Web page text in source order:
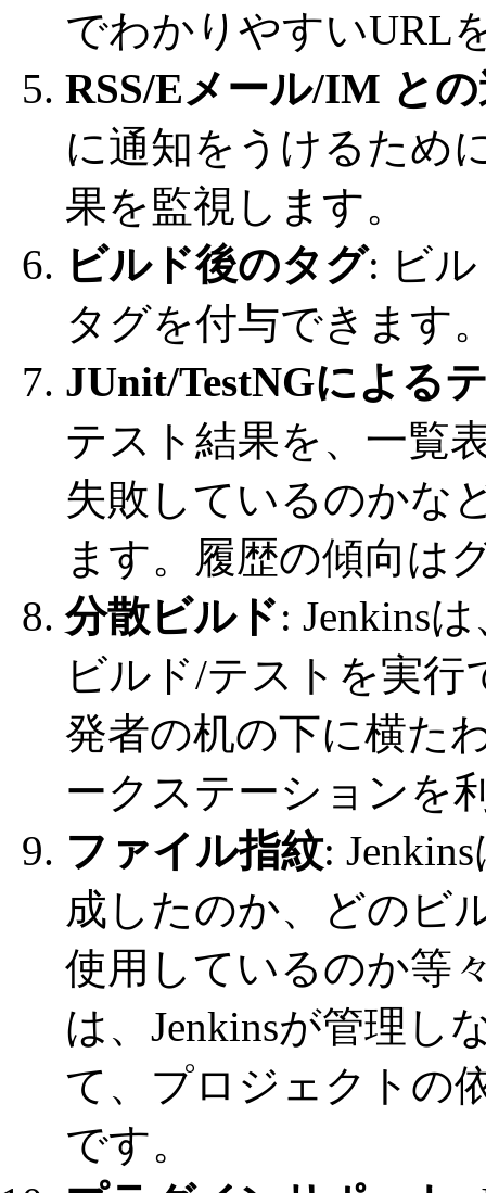
でわかりやすいURL
RSS/Eメール/IM と
に通知をうけるため
果を監視します。
ビルド後のタグ: ビ
タグを付与できます
JUnit/TestNGによる
テスト結果を、一覧
失敗しているのかな
ます。履歴の傾向は
分散ビルド: Jenkins
ビルド/テストを実
発者の机の下に横た
ークステーションを
ファイル指紋:
成したのか、どのビ
使用しているのか等
は、Jenkinsが管理し
て、プロジェクトの
です。